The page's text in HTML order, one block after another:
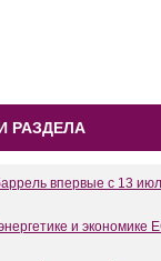
РАЗДЕЛА
впервые с 13
и экономике